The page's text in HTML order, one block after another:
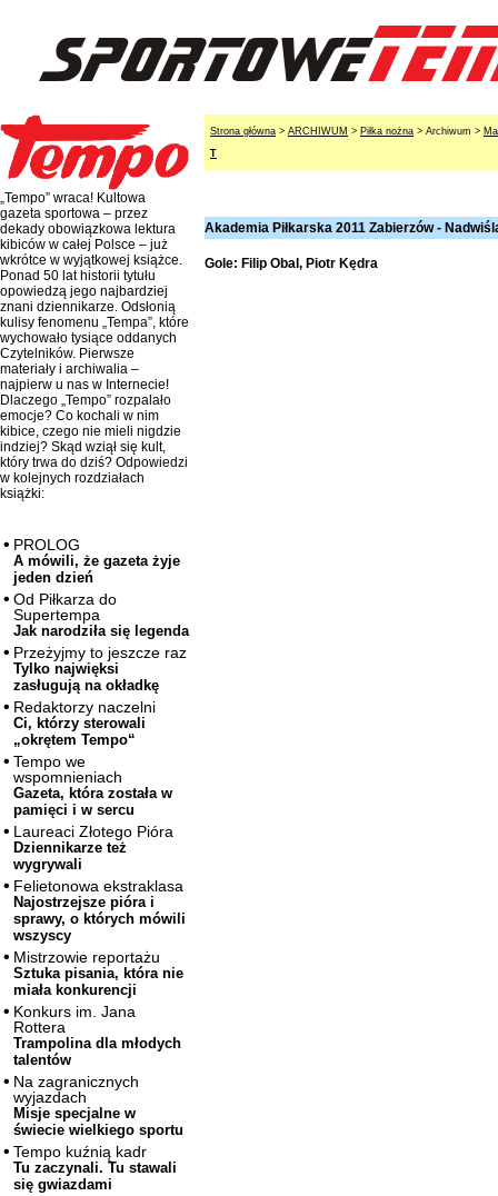
„Tempo” wraca! Kultowa
gazeta sportowa – przez
dekady obowiązkowa lektura
kibiców w całej Polsce – już
wkrótce w wyjątkowej książce.
Ponad 50 lat historii tytułu
opowiedzą jego najbardziej
znani dziennikarze. Odsłonią
kulisy fenomenu „Tempa”, które
wychowało tysiące oddanych
Czytelników. Pierwsze
materiały i archiwalia –
najpierw u nas w Internecie!
Dlaczego „Tempo” rozpalało
emocje? Co kochali w nim
kibice, czego nie mieli nigdzie
indziej? Skąd wziął się kult,
który trwa do dziś? Odpowiedzi
w kolejnych rozdziałach
książki:
PROLOG
A mówili, że gazeta żyje
jeden dzień
Od Piłkarza do
Supertempa
Jak narodziła się legenda
Przeżyjmy to jeszcze raz
Tylko najwięksi
zasługują na okładkę
Redaktorzy naczelni
Ci, którzy sterowali
„okrętem Tempo“
Tempo we
wspomnieniach
Gazeta, która została w
pamięci i w sercu
Laureaci Złotego Pióra
Dziennikarze też
wygrywali
Felietonowa ekstraklasa
Najostrzejsze pióra i
sprawy, o których mówili
wszyscy
Mistrzowie reportażu
Sztuka pisania, która nie
miała konkurencji
Konkurs im. Jana
Rottera
Trampolina dla młodych
talentów
Na zagranicznych
wyjazdach
Misje specjalne w
świecie wielkiego sportu
Tempo kuźnią kadr
Tu zaczynali. Tu stawali
się gwiazdami
Strona główna > ARCHIWUM > Piłka nożna > Archiwum >
T
Akademia Piłkarska 2011 Zabierzów -
Gole: Filip Obal, Piotr Kędra